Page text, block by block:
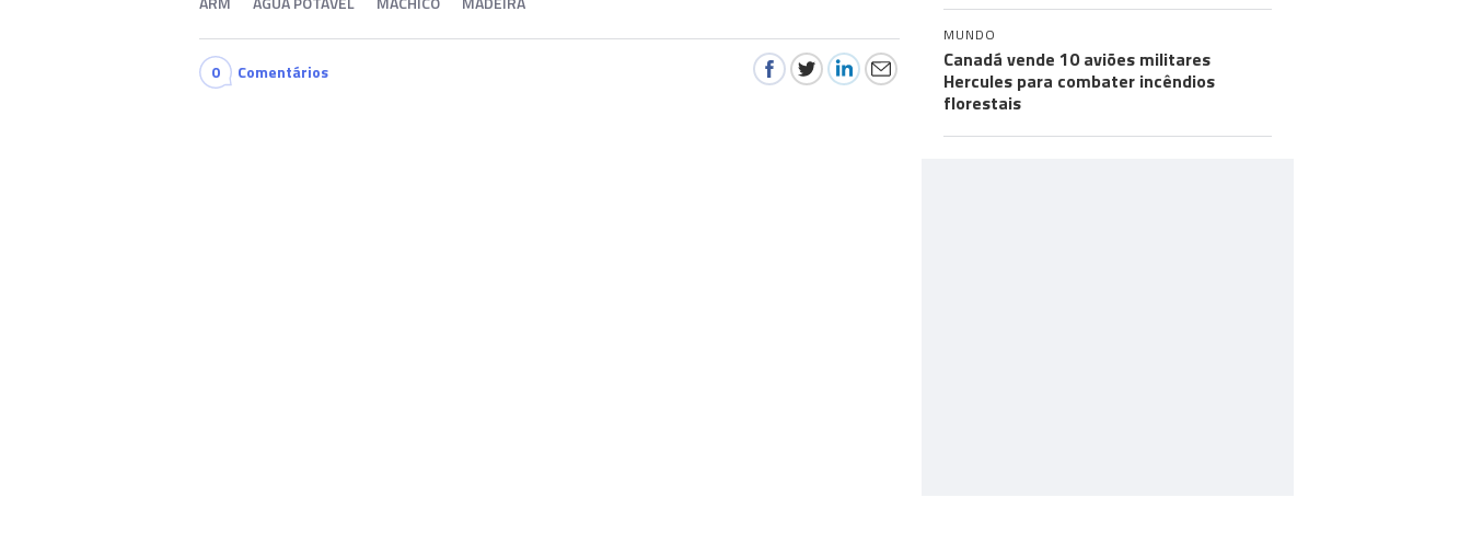
0 Comentários
MUNDO
Canadá vende 10 aviões militares
Hercules para combater incêndios
florestais